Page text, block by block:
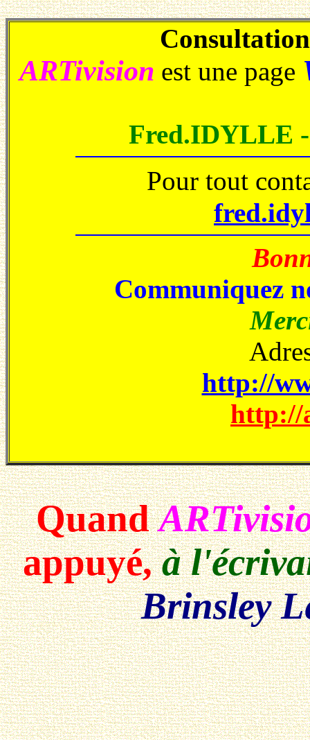
ARTivision est une page
Fred.IDYLLE
Pour tout
Communiquez
http://
http://
Quand
appuyé,à
Brinsley